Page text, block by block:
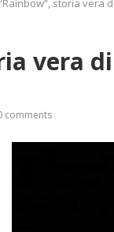
storia vera
vera
comments